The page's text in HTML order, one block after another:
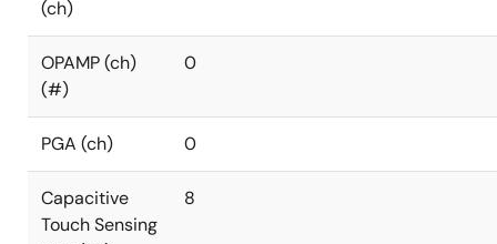
(ch)
OPAMP (ch)
(#)
0
PGA (ch) 0
Capacitive
Touch Sensing
8